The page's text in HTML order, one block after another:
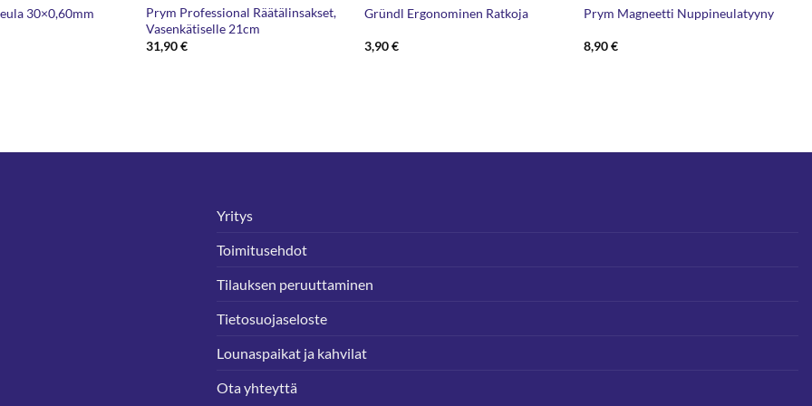
30×0,60mm
Prym Professional Räätälinsakset,
Vasenkätiselle 21cm
31,90€
Gründl Ergonominen Ratkoja
3,90€
Prym Magneetti Nuppineulatyyny
8,90€
Yritys
Toimitusehdot
Tilauksen peruuttaminen
Tietosuojaseloste
Lounaspaikat ja kahvilat
Ota yhteyttä